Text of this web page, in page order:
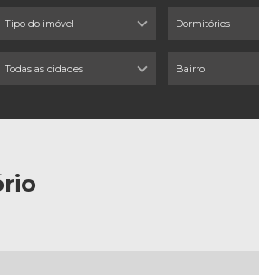
Tipo do imóvel Dormitórios
Todas as cidades Bairro